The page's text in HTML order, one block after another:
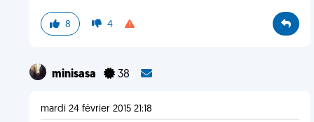
8 4
minisasa 38
mardi 24 février 2015 21:18